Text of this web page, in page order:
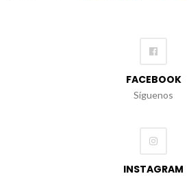
FACEBOOK
Síguenos
INSTAGRAM